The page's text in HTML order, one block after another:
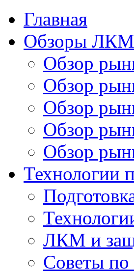
Главная
Обзоры ЛКМ
Обзор
Обзор
Обзор
Обзор
Обзор
Технологии
ЛКМ и
Советы